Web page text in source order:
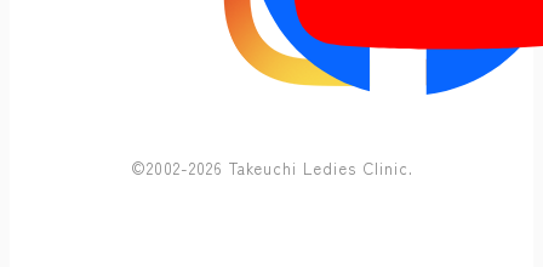
©2002-2026 Takeuchi Ledies Clinic.